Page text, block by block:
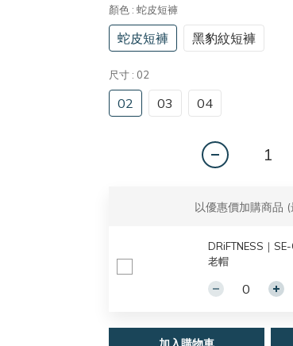
顏色 : 蛇皮短褲
蛇皮短褲 黑豹紋短褲
尺寸 : 02
02 03 04
以優惠價加購商品
DRiFTNESS｜
老帽